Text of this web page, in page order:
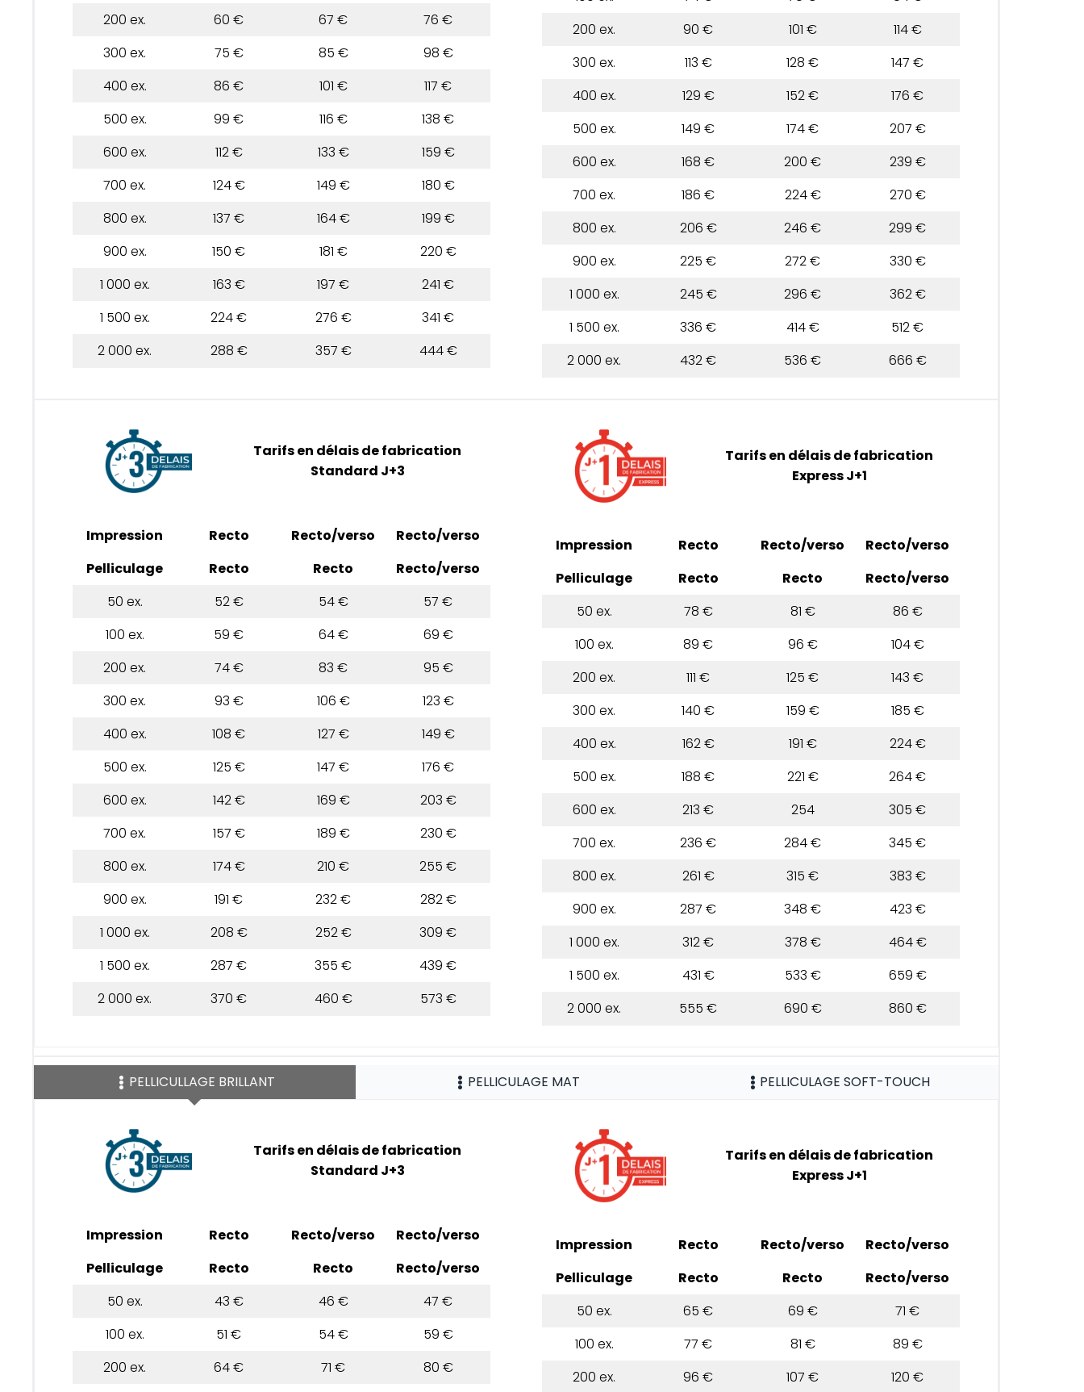
200 ex.
60 € 67 €
76 €
300 ex.
75 € 85 €
98 €
400 ex.
86 € 101 €
117 €
500 ex.
99 € 116 €
138 €
600 ex.
112 € 133 €
159 €
700 ex.
124 € 149 €
180 €
800 ex.
137 € 164 €
199 €
900 ex.
150 € 181 €
220 €
1 000 ex.
163 € 197 €
241 €
1 500 ex.
224 € 276 €
341 €
2 000 ex.
288 € 357 € 444 €
200 ex.
90 € 101 €
114 €
300 ex.
113 € 128 €
147 €
400 ex.
129 € 152 €
176 €
500 ex.
149 € 174 €
207 €
600 ex.
168 € 200 €
239 €
700 ex.
186 € 224 €
270 €
800 ex.
206 € 246 €
299 €
900 ex.
225 € 272 €
330 €
1 000 ex.
245 € 296 €
362 €
1 500 ex.
336 € 414 €
512 €
2 000 ex.
432 € 536 € 666 €
Tarifs en délais de fabrication
Standard J+3
Impression Recto Recto/verso
Recto/verso
Pelliculage
Recto Recto
Recto/verso
50 ex.
52 € 54 €
57 €
100 ex.
59 € 64 €
69 €
200 ex.
74 € 83 €
95 €
300 ex.
93 € 106 €
123 €
400 ex.
108 € 127 €
149 €
500 ex.
125 € 147 €
176 €
600 ex.
142 € 169 €
203 €
700 ex.
157 € 189 €
230 €
800 ex.
174 € 210 €
255 €
900 ex.
191 € 232 €
282 €
1 000 ex.
208 € 252 €
309 €
1 500 ex.
287 € 355 €
439 €
2 000 ex.
370 € 460 € 573 €
Tarifs en délais de fabrication
Express J+1
Impression Recto Recto/verso
Recto/verso
Pelliculage
Recto Recto
Recto/verso
50 ex.
78 € 81 €
86 €
100 ex.
89 € 96 €
104 €
200 ex.
111 € 125 €
143 €
300 ex.
140 € 159 €
185 €
400 ex.
162 € 191 €
224 €
500 ex.
188 € 221 €
264 €
600 ex.
213 € 254
305 €
700 ex.
236 € 284 €
345 €
800 ex.
261 € 315 €
383 €
900 ex.
287 € 348 €
423 €
1 000 ex.
312 € 378 €
464 €
1 500 ex.
431 € 533 €
659 €
2 000 ex.
555 € 690 € 860 €
PELLICULLAGE BRILLANT PELLICULAGE MAT PELLICULAGE SOFT-TOUCH
Tarifs en délais de fabrication
Standard J+3
Impression Recto Recto/verso
Recto/verso
Pelliculage
Recto Recto
Recto/verso
50 ex.
43 € 46 €
47 €
100 ex.
51 € 54 €
59 €
200 ex.
64 € 71 €
80 €
Tarifs en délais de fabrication
Express J+1
Impression Recto Recto/verso
Recto/verso
Pelliculage
Recto Recto
Recto/verso
50 ex.
65 € 69 €
71 €
100 ex.
77 € 81 €
89 €
200 ex.
96 € 107 € 120 €